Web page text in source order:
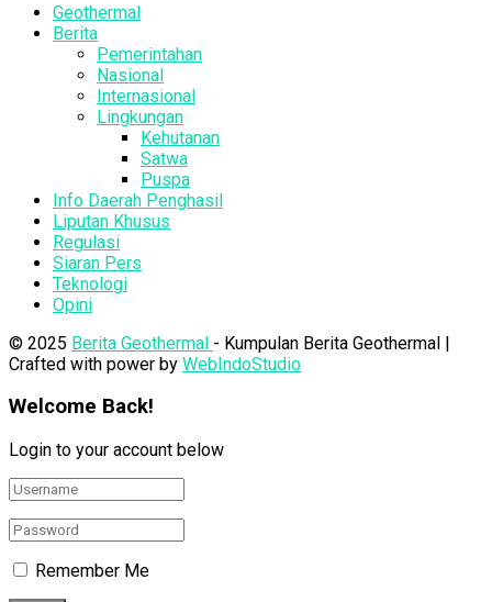
Geothermal
Berita
Pemerintahan
Nasional
Internasional
Lingkungan
Kehutanan
Satwa
Puspa
Info Daerah Penghasil
Liputan Khusus
Regulasi
Siaran Pers
Teknologi
Opini
© 2025 Berita Geothermal - Kumpulan Berita Geothermal |
Crafted with power by WebIndoStudio
Welcome Back!
Login to your account below
Remember Me